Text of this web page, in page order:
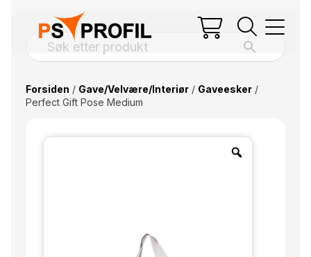
Forsiden / Gave/Velvære/Interiør/ Gaveesker/
Perfect Gift Pose Medium